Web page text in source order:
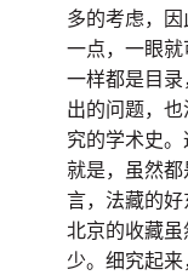
多的考虑，
一点，一眼
一样都是目
出的问题，
究的学术史
就是，虽然
言，法藏的好
北京的收藏
少。细究起